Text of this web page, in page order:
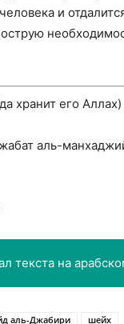
и
хранит его Аллах)
аль-
аль-Джабири шейх